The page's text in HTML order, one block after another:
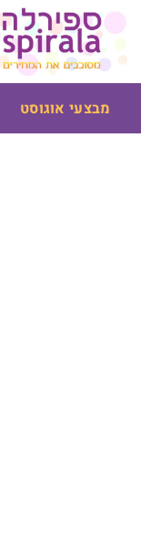
דלג
לתוכן
מבצעי אוגוסט